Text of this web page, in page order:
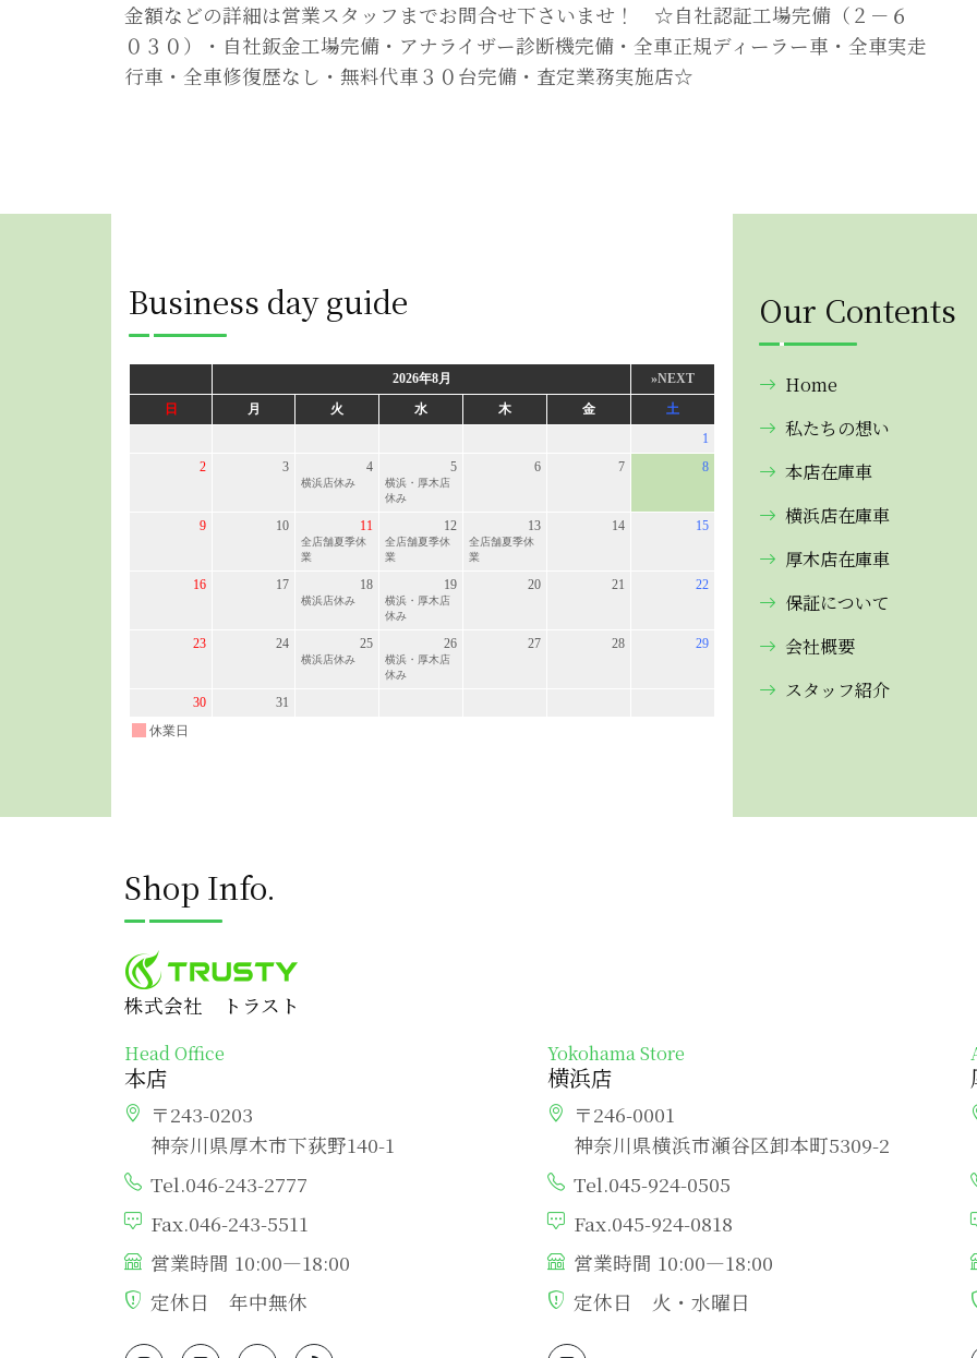
金額などの詳細は営業スタッフまでお問合せ下さいませ！ ☆自社認証工場完備（２－６
０３０）・自社鈑金工場完備・アナライザー診断機完備・全車正規ディーラー車・全車実走
行車・全車修復歴なし・無料代車３０台完備・査定業務実施店☆
Business day guide Our Contents
Home
私たちの想い
本店在庫車
横浜店在庫車
厚木店在庫車
保証について
会社概要
スタッフ紹介
Shop Info.
株式会社 トラスト
Head Office
本店
〒243-0203
神奈川県厚木市下荻野140-1
Tel.046-243-2777
Fax.046-243-5511
営業時間 10:00―18:00
定休日 年中無休
Yokohama Store
横浜店
〒246-0001
神奈川県横浜市瀬谷区卸本町5309-2
Tel.045-924-0505
Fax.045-924-0818
営業時間 10:00―18:00
定休日 火・水曜日